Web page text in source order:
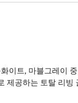
이트, 마블그레이 중
제공하는 토탈 리빙